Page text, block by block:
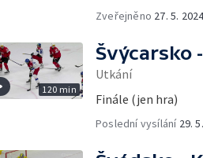
Zveřejněno 27. 5.
120 min
Švýcarsko
Utkání
Finále (jen hra)
Poslední vysílání 29.